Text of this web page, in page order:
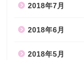
2018年7月
2018年6月
2018年5月